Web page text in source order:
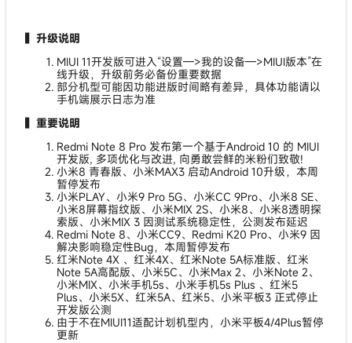
▍升级说明
MIUI 11开发版可进入“设置—>我的设备—>MIUI版本”在
线升级，升级前务必备份重要数据
部分机型可能因功能进版时间略有差异，具体功能请以
手机端展示日志为准
▍重要说明
Redmi Note 8 Pro 发布第一个基于Android 10 的 MIUI
开发版, 多项优化与改进, 向勇敢尝鲜的米粉们致敬!
小米8 青春版、小米MAX3 启动Android 10升级，本周
暂停发布
小米PLAY、小米9 Pro 5G、小米CC 9Pro、小米8 SE、
小米8屏幕指纹版、小米MIX 2S、小米8、小米8透明探
索版、小米MIX 3 因测试系统稳定性，公测发布延迟
Redmi Note 8、小米CC9、Redmi K20 Pro、小米9 因
解决影响稳定性Bug，本周暂停发布
红米Note 4X 、红米4X、红米Note 5A标准版、红米
Note 5A高配版、小米5C、小米Max 2、小米Note 2、
小米MIX、小米手机5s、小米手机5s Plus 、红米5
Plus、小米5X、红米5A、红米5、小米平板3 正式停止
开发版公测
由于不在MIUI11适配计划机型内，小米平板4/4Plus暂停
更新